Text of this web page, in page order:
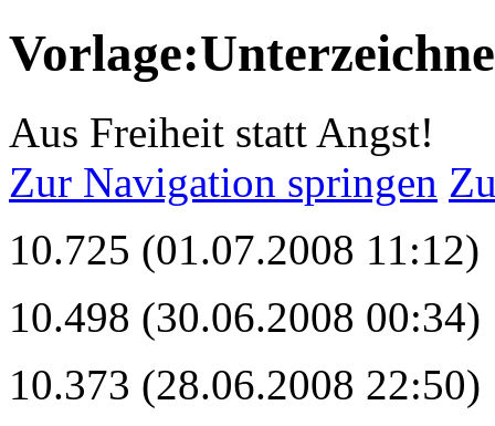
Aus Freiheit statt Angst!
Zur Navigation springen
10.725 (01.07.2008 11:12)
10.498 (30.06.2008 00:34)
10.373 (28.06.2008 22:50)